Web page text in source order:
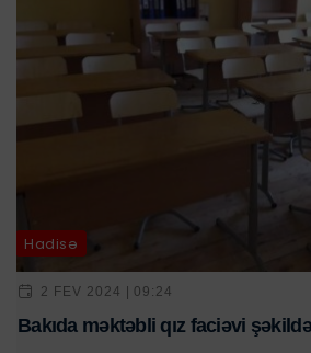
Hadisə
2 FEV 2024 | 09:24
Bakıda məktəbli qız faciəvi